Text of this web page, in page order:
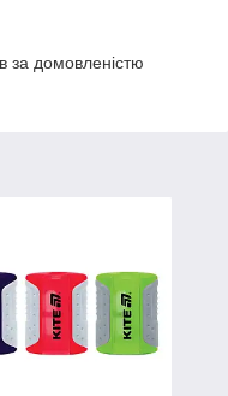
за домовленістю